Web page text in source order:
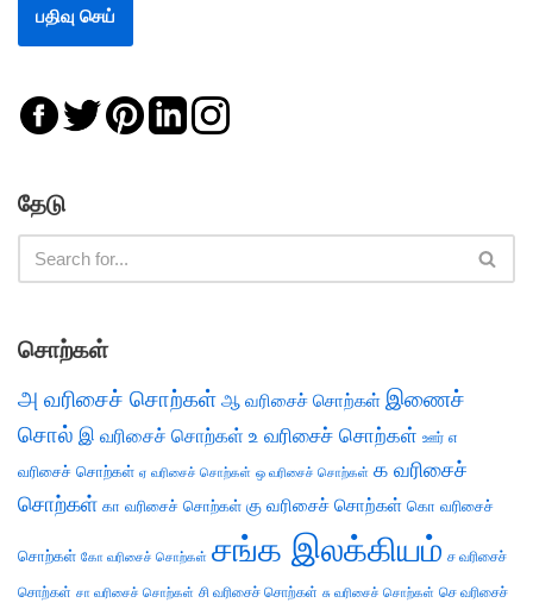
தேடு
சொற்கள்
அ வரிசைச் சொற்கள் ஆ வரிசைச் சொற்கள் இணைச்
சொல் இ வரிசைச் சொற்கள் உ வரிசைச் சொற்கள் ஊர் எ
வரிசைச் சொற்கள் ஏ வரிசைச் சொற்கள் ஒ வரிசைச் சொற்கள் க வரிசைச்
சொற்கள் கா வரிசைச் சொற்கள் கு வரிசைச் சொற்கள் கொ வரிசைச்
சொற்கள் கோ வரிசைச் சொற்கள் சங்க இலக்கியம் ச வரிசைச்
சொற்கள் சா வரிசைச் சொற்கள் சி வரிசைச் சொற்கள் சு வரிசைச் சொற்கள் செ வரிசைச்